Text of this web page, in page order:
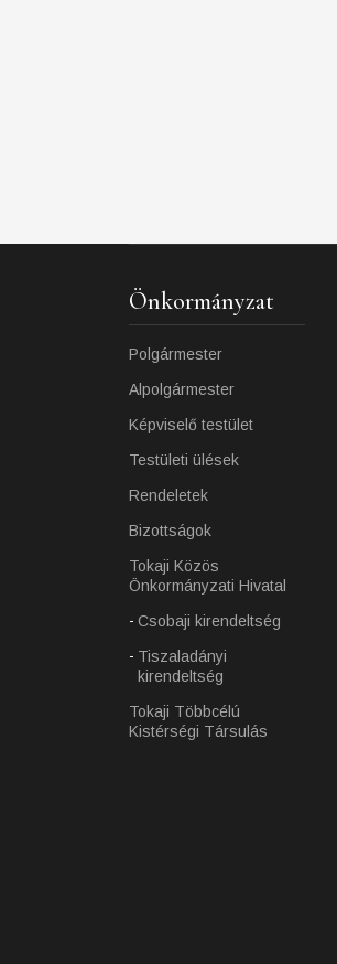
Önkormányzat
Polgármester
Alpolgármester
Képviselő testület
Testületi ülések
Rendeletek
Bizottságok
Tokaji Közös
Önkormányzati Hivatal
Csobaji kirendeltség
Tiszaladányi
kirendeltség
Tokaji Többcélú
Kistérségi Társulás